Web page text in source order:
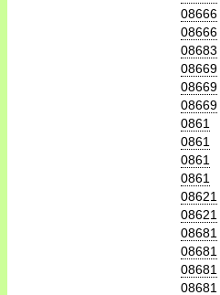
08666
08666
08683
08669
08669
08669
0861
0861
0861
0861
08621
08621
08681
08681
08681
08681